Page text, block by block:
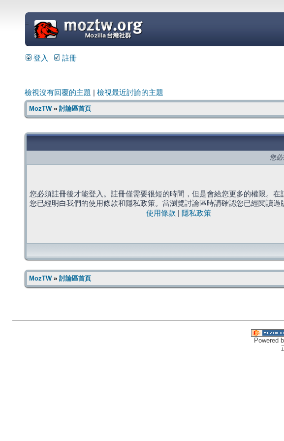
=
登入 註冊
檢視沒有回覆的主題 檢視最近討論的主題
MozTW» 討論區首頁
您必
您必須註冊後才能登入。註冊僅需要很短的時間，但是會給您更多的權限。在
您已經明白我們的使用條款和隱私政策。當瀏覽討論區時請確認您已經閱讀過
使用條款
隱私政策
MozTW» 討論區首頁
Powered